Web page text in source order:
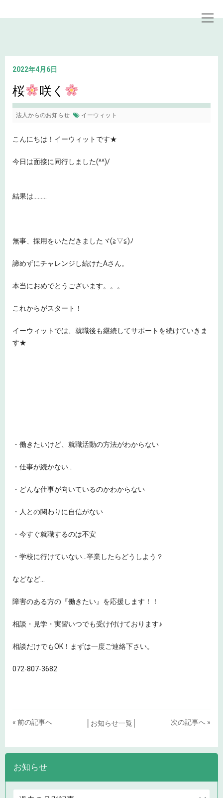
2022年4月6日
桜 咲く
法人からのお知らせ イーウィット
こんにちは！イーウィットです★
今日は面接に同行しました(^^)/
結果は………
無事、採用をいただきましたヾ(≧▽≦)ﾉ
諦めずにチャレンジし続けたAさん。
本当におめでとうございます。。。
これからがスタート！
イーウィットでは、就職後も継続してサポートを続けていきま
す★
・働きたいけど、就職活動の方法がわからない
・仕事が続かない…
・どんな仕事が向いているのかわからない
・人との関わりに自信がない
・今すぐ就職するのは不安
・学校に行けていない…卒業したらどうしよう？
などなど…
障害のある方の『働きたい』を応援します！！
相談・見学・実習いつでも受け付けております♪
相談だけでもOK！まずは一度ご連絡下さい。
072-807-3682
« 前の記事へ お知らせ一覧 次の記事へ »
お知らせ